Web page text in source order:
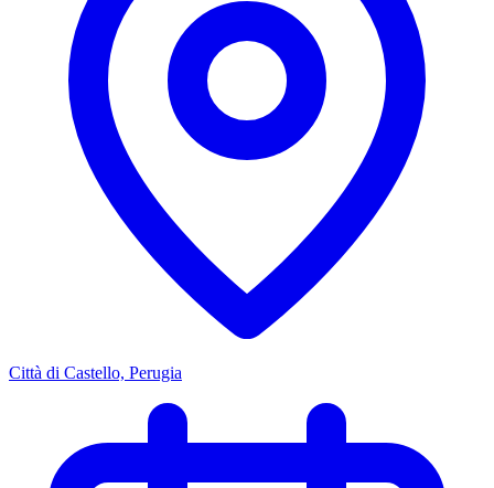
Città di Castello, Perugia